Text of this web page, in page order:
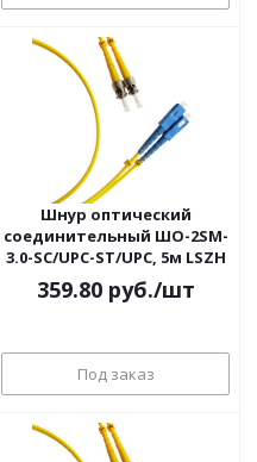
Шнур оптический
соединительный ШО-2SM-
3.0-SC/UPC-ST/UPC, 5м LSZH
359.80руб./шт
Под заказ